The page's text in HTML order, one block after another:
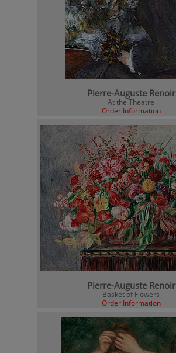
Pierre-Auguste Renoir
At the Theatre
Order Information
Pierre-Auguste Renoir
Basket of Flowers
Order Information